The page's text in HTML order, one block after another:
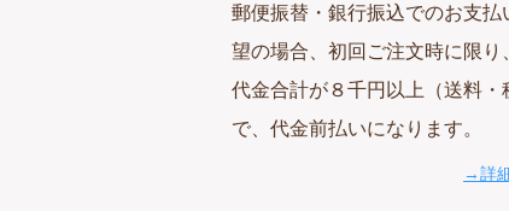
郵便振替・銀行振込でのお支払
望の場合、初回ご注文時に限り
代金合計が８千円以上（送料・
で、代金前払いになります。
→詳